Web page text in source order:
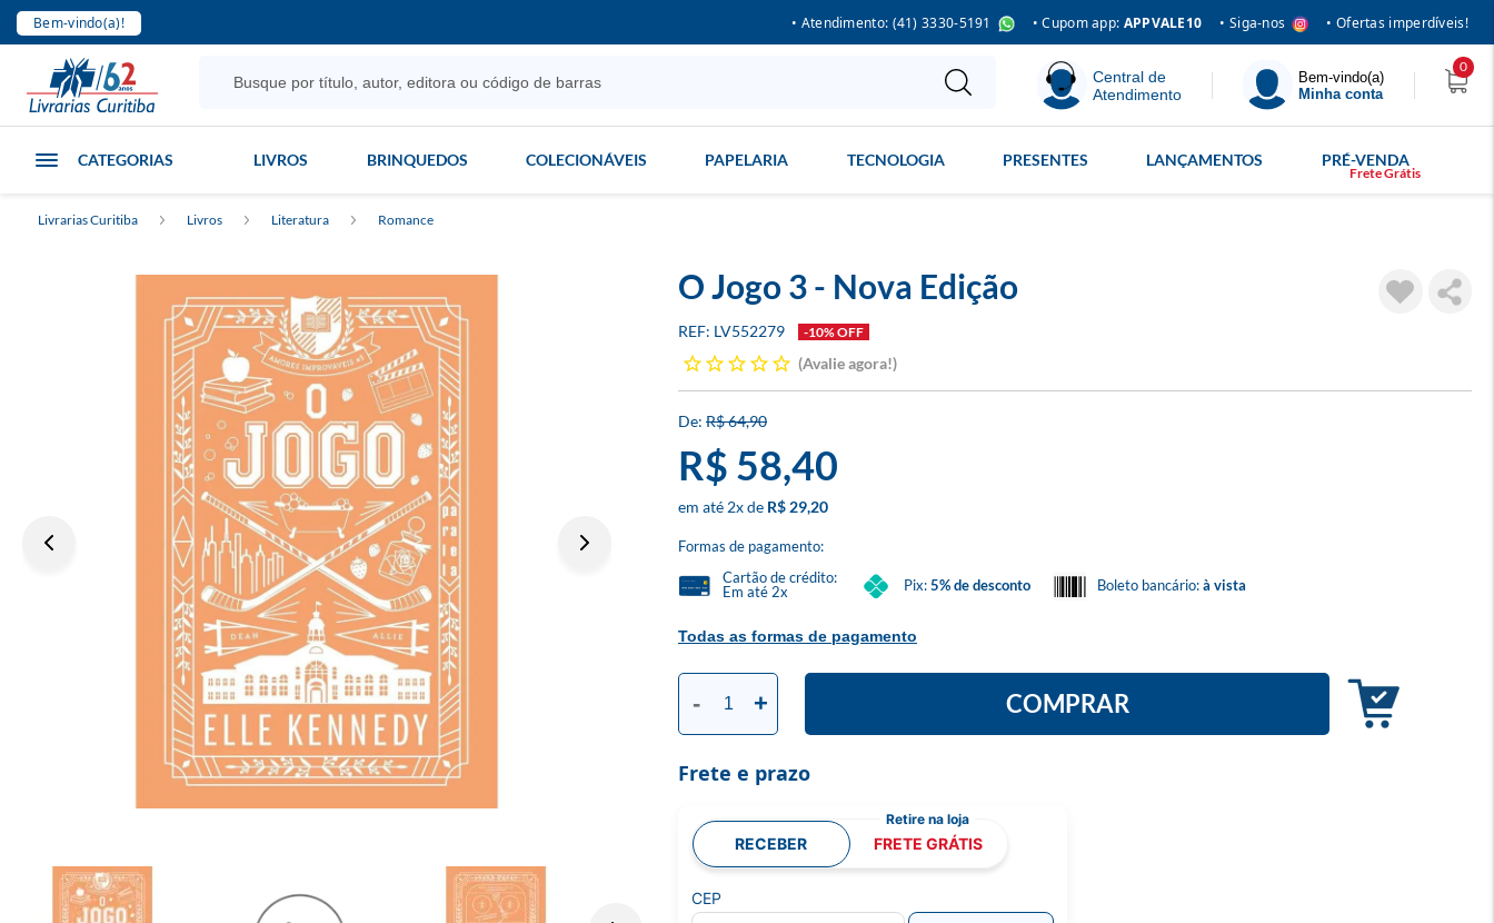
Bem-vindo(a)! • Atendimento: (41) 3330-5191 • Cupom app: APPVALE10 • Siga-nos • Ofertas imperdíveis!
Central de
Atendimento
Bem-vindo(a)
Minha conta
0
CATEGORIAS LIVROS BRINQUEDOS COLECIONÁVEIS PAPELARIA TECNOLOGIA PRESENTES LANÇAMENTOS PRÉ-VENDA
Livrarias Curitiba Livros Literatura Romance
O Jogo 3 - Nova Edição
LV552279 -10% OFF
Avalie agora!
R$ 64,90
R$ 58,40
2x R$ 29,20
Formas de pagamento:
Todas as formas de pagamento
Cartão de crédito:
Em até 2x
Pix:5% de desconto Boleto bancário:à vista
- + COMPRAR
Frete e prazo
RECEBER FRETE GRÁTIS
CEP